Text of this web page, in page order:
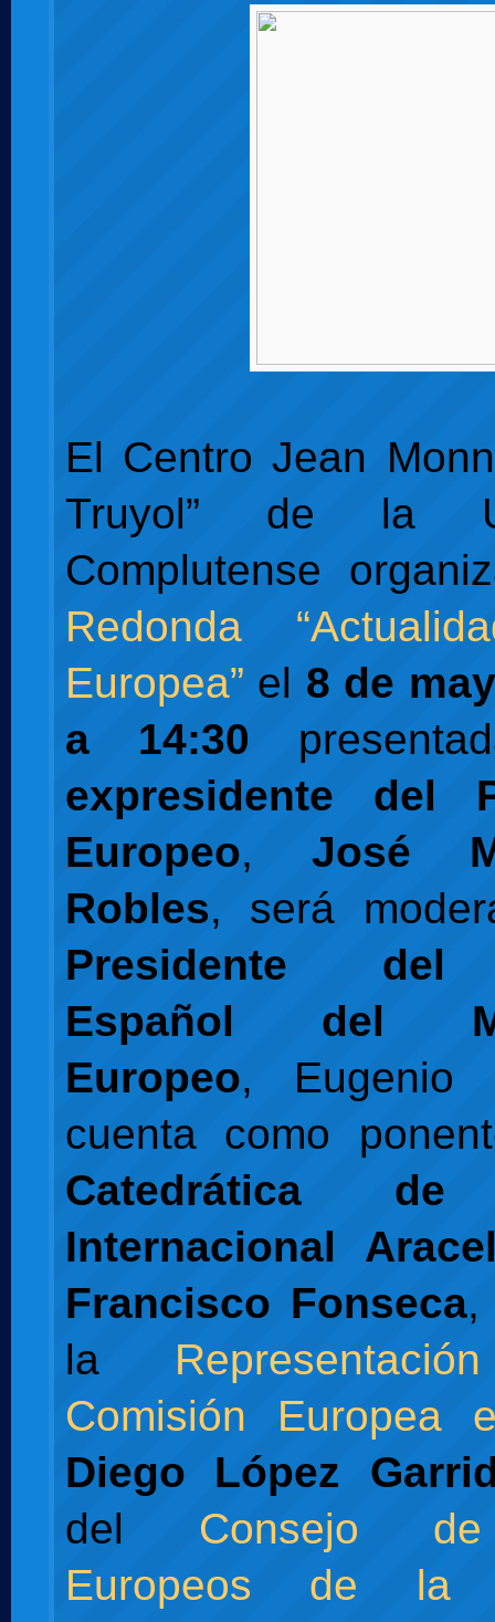
El Centro Jean
Truyol” de la
Complutense
Redonda
Europea” el 8 de
a 14:30
expresidente del
Europeo, José
Robles, será
Presidente del
Español del
Europeo, Eugenio
cuenta como
Catedrática de
Internacional
Francisco Fonseca,
la
Comisión Europea
Diego López
del Consejo
Europeos de la